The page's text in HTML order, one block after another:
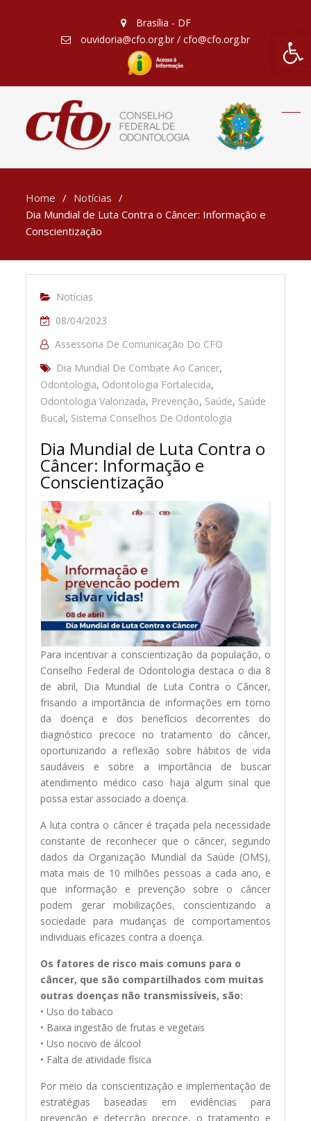
Barra
Brasília - DF
ouvidoria@cfo.org.br / cfo@cfo.org.br
Home
Notícias
Dia Mundial de Luta Contra o Câncer: Informação e
Conscientização
Notícias
08/04/2023
Assessoria De Comunicação Do CFO
Dia Mundial De Combate Ao Cancer,
Odontologia, Odontologia Fortalecida,
Odontologia Valorizada, Prevenção, Saúde, Saúde
Bucal, Sistema Conselhos De Odontologia
Dia Mundial de Luta Contra o
Câncer: Informação e
Conscientização
Para incentivar a conscientização da população, o
Conselho Federal de Odontologia destaca o dia 8
de abril, Dia Mundial de Luta Contra o Câncer,
frisando a importância de informações em torno
da doença e dos benefícios decorrentes do
diagnóstico precoce no tratamento do câncer,
oportunizando a reflexão sobre hábitos de vida
saudáveis e sobre a importância de buscar
atendimento médico caso haja algum sinal que
possa estar associado a doença.
A luta contra o câncer é traçada pela necessidade
constante de reconhecer que o câncer, segundo
dados da Organização Mundial da Saúde (OMS),
mata mais de 10 milhões pessoas a cada ano, e
que informação e prevenção sobre o câncer
podem gerar mobilizações, conscientizando a
sociedade para mudanças de comportamentos
individuais eficazes contra a doença.
Os fatores de risco mais comuns para o
câncer, que são compartilhados com muitas
outras doenças não transmissíveis, são:
• Uso do tabaco
• Baixa ingestão de frutas e vegetais
• Uso nocivo de álcool
• Falta de atividade física
Por meio da conscientização e implementação de
estratégias baseadas em evidências para
prevenção e detecção precoce, o tratamento e